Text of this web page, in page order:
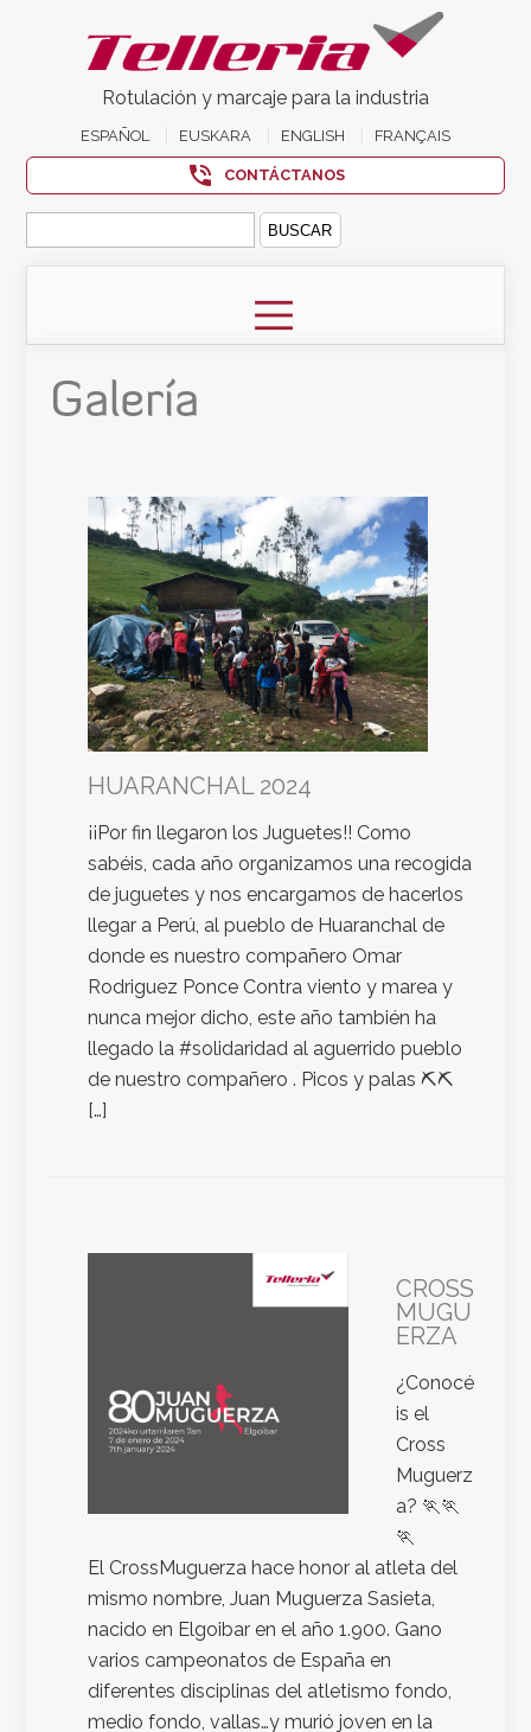
Rotulación y marcaje para la industria
ESPAÑOL EUSKARA ENGLISH FRANÇAIS
CONTÁCTANOS
Buscar:
Galería
HUARANCHAL 2024
¡¡Por fin llegaron los Juguetes!! Como
sabéis, cada año organizamos una recogida
de juguetes y nos encargamos de hacerlos
llegar a Perú, al pueblo de Huaranchal de
donde es nuestro compañero Omar
Rodriguez Ponce Contra viento y marea y
nunca mejor dicho, este año también ha
llegado la #solidaridad al aguerrido pueblo
de nuestro compañero . Picos y palas ⛏️⛏️
[…]
CROSS
MUGU
ERZA
¿Conocé
is el
Cross
Muguerz
a? 🏃🏃
🏃
El CrossMuguerza hace honor al atleta del
mismo nombre, Juan Muguerza Sasieta,
nacido en Elgoibar en el año 1.900. Gano
varios campeonatos de España en
diferentes disciplinas del atletismo fondo,
medio fondo, vallas…y murió joven en la